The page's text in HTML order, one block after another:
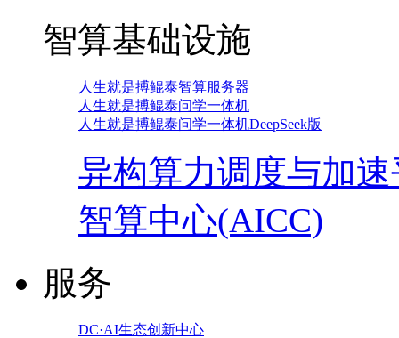
智算基础设施
人生就是搏鲲泰智算服务器
人生就是搏鲲泰问学一体机
人生就是搏鲲泰问学一体机DeepSeek版
异构算力调度与加
智算中心(AICC)
服务
DC·AI生态创新中心